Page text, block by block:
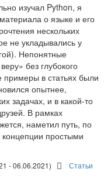
изучал Python, я
о языке и его
нескольких
не укладывались у
Непонятные
без глубокого
примеры в статьях были
опытнее,
задачах, и в какой-то
В рамках
наметил путь, по
простыми
- 06.06.2021) Статьи